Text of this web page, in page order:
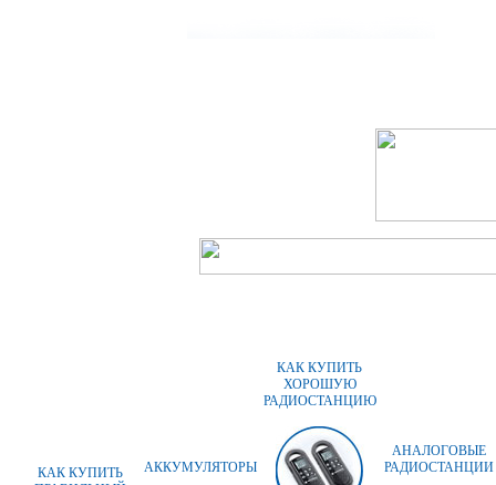
КАК КУПИТЬ
АККУМУЛЯТОРЫ
КАК КУПИТЬ
ХОРОШУЮ
РАДИОСТАНЦИЮ
АНАЛОГОВЫЕ
РАДИОСТАНЦИИ